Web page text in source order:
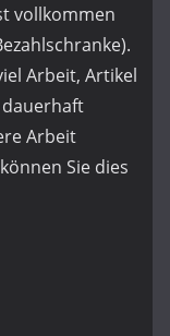
vollkommen
Arbeit, Artikel
Arbeit
Sie dies